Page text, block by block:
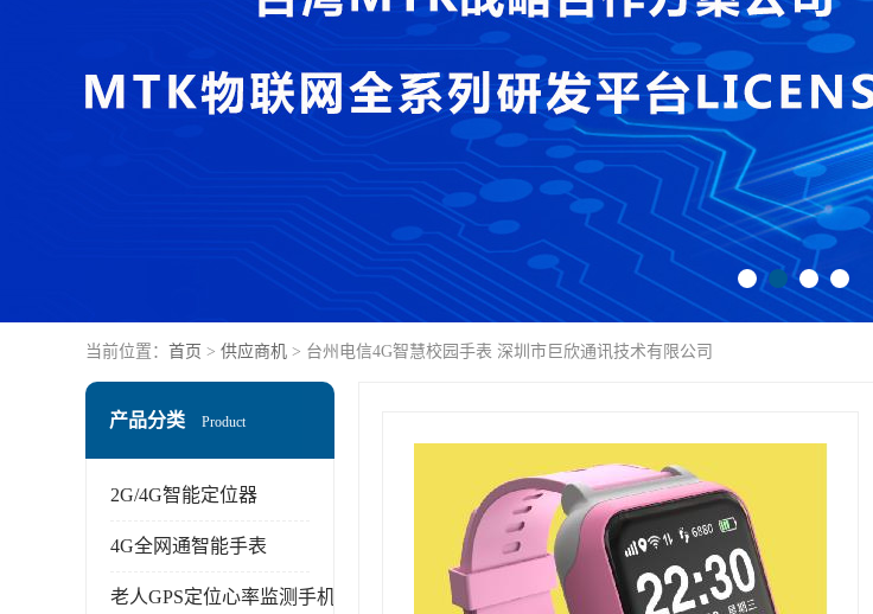
当前位置： 首页 > 供应商机 > 台州电信4G智慧校园手表 深圳市巨欣通讯技术有限公司
产品分类 Product
2G/4G智能定位器
4G全网通智能手表
老人GPS定位心率监测手机